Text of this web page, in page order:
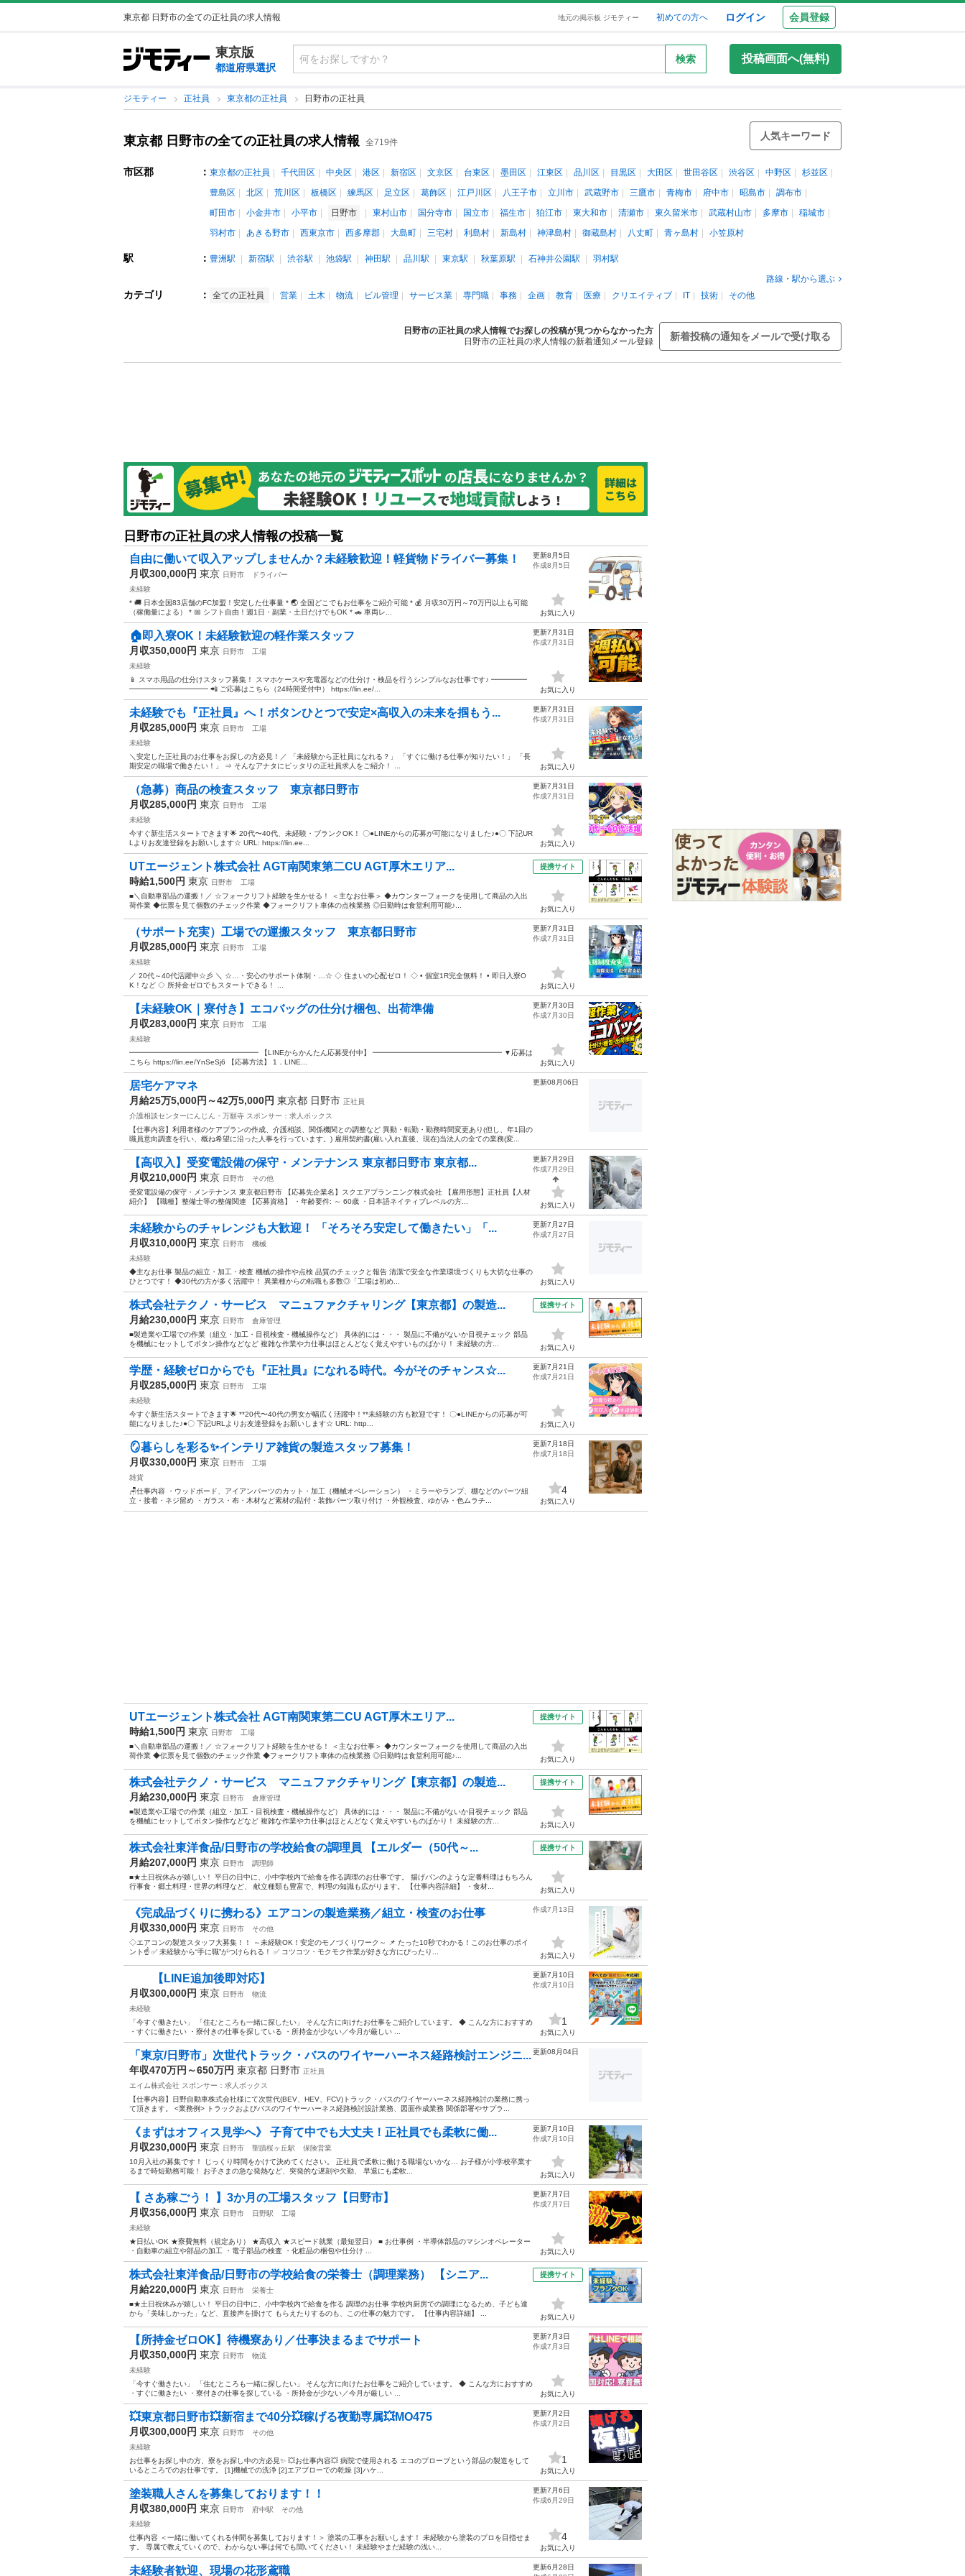
東京都 日野市の全ての正社員の求人情報 地元の掲示板 ジモティー 初めての方へ ログイン 会員登録
東京版
都道府県選択
検索 投稿画面へ(無料)
ジモティー 正社員 東京都の正社員 日野市の正社員
東京都 日野市の全ての正社員の求人情報 全719件
人気キーワード
市区郡 ： 東京都の正社員 千代田区 中央区 港区 新宿区 文京区 台東区 墨田区 江東区 品川区 目黒区 大田区 世田谷区 渋谷区 中野区
杉並区
豊島区
北区 荒川区 板橋区 練馬区 足立区 葛飾区 江戸川区 八王子市 立川市 武蔵野市 三鷹市 青梅市 府中市 昭島市
調布市
町田市
小金井市 小平市 日野市 東村山市 国分寺市 国立市 福生市 狛江市 東大和市 清瀬市 東久留米市 武蔵村山市 多摩市
稲城市
羽村市
あきる野市 西東京市 西多摩郡 大島町 三宅村 利島村 新島村 神津島村 御蔵島村 八丈町 青ヶ島村 小笠原村
駅 ： 豊洲駅 新宿駅 渋谷駅 池袋駅 神田駅 品川駅 東京駅 秋葉原駅 石神井公園駅
羽村駅
路線・駅から選ぶ
カテゴリ ： 全ての正社員 営業 土木 物流 ビル管理 サービス業 専門職 事務 企画 教育 医療 クリエイティブ IT 技術 その他
日野市の正社員の求人情報でお探しの投稿が見つからなかった方
日野市の正社員の求人情報の新着通知メール登録
新着投稿の通知をメールで受け取る
日野市の正社員の求人情報の投稿一覧
自由に働いて収入アップしませんか？未経験歓迎！軽貨物ドライバー募集！
月収300,000円 東京 日野市
ドライバー
未経験
* 🚚 日本全国83店舗のFC加盟！安定した仕事量 * 🌏 全国どこでもお仕事をご紹介可能 * 💰 月収30万円～70万円以上も可能
（稼働量による） * 📅 シフト自由！週1日・副業・土日だけでもOK * 🚗 車両レ...
更新8月5日
作成8月5日
お気に入り
🏠即入寮OK！未経験歓迎の軽作業スタッフ
月収350,000円 東京 日野市
工場
未経験
📱 スマホ用品の仕分けスタッフ募集！ スマホケースや充電器などの仕分け・検品を行うシンプルなお仕事です♪ ━━━━━
━━━━━━━━━━━ 📲 ご応募はこちら（24時間受付中） https://lin.ee/...
更新7月31日
作成7月31日
お気に入り
未経験でも『正社員』へ！ボタンひとつで安定×高収入の未来を掴もう...
月収285,000円 東京 日野市
工場
未経験
＼安定した正社員のお仕事をお探しの方必見！／ 「未経験から正社員になれる？」 「すぐに働ける仕事が知りたい！」 「長
期安定の職場で働きたい！」 ⇒ そんなアナタにピッタリの正社員求人をご紹介！ ...
更新7月31日
作成7月31日
お気に入り
（急募）商品の検査スタッフ 東京都日野市
月収285,000円 東京 日野市
工場
未経験
今すぐ新生活スタートできます🌟 20代〜40代、未経験・ブランクOK！ 〇●LINEからの応募が可能になりました♪●〇 下記UR
Lよりお友達登録をお願いします☆ URL: https://lin.ee...
更新7月31日
作成7月31日
お気に入り
UTエージェント株式会社 AGT南関東第二CU AGT厚木エリア...
時給1,500円 東京 日野市
工場
■＼自動車部品の運搬！／ ☆フォークリフト経験を生かせる！ ＜主なお仕事＞ ◆カウンターフォークを使用して商品の入出
荷作業 ◆伝票を見て個数のチェック作業 ◆フォークリフト車体の点検業務 ◎日勤時は食堂利用可能♪...
提携サイト
お気に入り
（サポート充実）工場での運搬スタッフ 東京都日野市
月収285,000円 東京 日野市
工場
未経験
／ 20代～40代活躍中☆彡 ＼ ☆…・安心のサポート体制・…☆ ◇ 住まいの心配ゼロ！ ◇ • 個室1R完全無料！ • 即日入寮O
K！など ◇ 所持金ゼロでもスタートできる！ ...
更新7月31日
作成7月31日
お気に入り
【未経験OK｜寮付き】エコバッグの仕分け梱包、出荷準備
月収283,000円 東京 日野市
工場
未経験
━━━━━━━━━━━━━━━━━━ 【LINEからかんたん応募受付中】 ━━━━━━━━━━━━━━━━━━ ▼応募は
こちら https://lin.ee/YnSeSj6 【応募方法】 1．LINE...
更新7月30日
作成7月30日
お気に入り
居宅ケアマネ
月給25万5,000円～42万5,000円 東京都 日野市 正社員
介護相談センターにんじん・万願寺 スポンサー：求人ボックス
【仕事内容】利用者様のケアプランの作成、介護相談、関係機関との調整など 異動・転勤・勤務時間変更あり(但し、年1回の
職員意向調査を行い、概ね希望に沿った人事を行っています。) 雇用契約書(雇い入れ直後、現在)当法人の全ての業務(変...
更新08月06日
【高収入】受変電設備の保守・メンテナンス 東京都日野市 東京都...
月収210,000円 東京 日野市
その他
受変電設備の保守・メンテナンス 東京都日野市 【応募先企業名】スクエアプランニング株式会社 【雇用形態】正社員【人材
紹介】 【職種】整備士等の整備関連 【応募資格】 ・年齢要件: ～ 60歳 ・日本語ネイティブレベルの方...
更新7月29日
作成7月29日
お気に入り
未経験からのチャレンジも大歓迎！ 「そろそろ安定して働きたい」「...
月収310,000円 東京 日野市
機械
未経験
◆主なお仕事 製品の組立・加工・検査 機械の操作や点検 品質のチェックと報告 清潔で安全な作業環境づくりも大切な仕事の
ひとつです！ ◆30代の方が多く活躍中！ 異業種からの転職も多数◎「工場は初め...
更新7月27日
作成7月27日
お気に入り
株式会社テクノ・サービス マニュファクチャリング【東京都】の製造...
月給230,000円 東京 日野市
倉庫管理
■製造業や工場での作業（組立・加工・目視検査・機械操作など） 具体的には・・・ 製品に不備がないか目視チェック 部品
を機械にセットしてボタン操作などなど 複雑な作業や力仕事はほとんどなく覚えやすいものばかり！ 未経験の方...
提携サイト
お気に入り
学歴・経験ゼロからでも『正社員』になれる時代。今がそのチャンス☆...
月収285,000円 東京 日野市
工場
未経験
今すぐ新生活スタートできます🌟 **20代〜40代の男女が幅広く活躍中！**未経験の方も歓迎です！ 〇●LINEからの応募が可
能になりました♪●〇 下記URLよりお友達登録をお願いします☆ URL: http...
更新7月21日
作成7月21日
お気に入り
🪞暮らしを彩る✨インテリア雑貨の製造スタッフ募集！
月収330,000円 東京 日野市
工場
雑貨
🪑仕事内容 ・ウッドボード、アイアンパーツのカット・加工（機械オペレーション） ・ミラーやランプ、棚などのパーツ組
立・接着・ネジ留め ・ガラス・布・木材など素材の貼付・装飾パーツ取り付け ・外観検査、ゆがみ・色ムラチ...
更新7月18日
作成7月18日
4
お気に入り
UTエージェント株式会社 AGT南関東第二CU AGT厚木エリア...
時給1,500円 東京 日野市
工場
■＼自動車部品の運搬！／ ☆フォークリフト経験を生かせる！ ＜主なお仕事＞ ◆カウンターフォークを使用して商品の入出
荷作業 ◆伝票を見て個数のチェック作業 ◆フォークリフト車体の点検業務 ◎日勤時は食堂利用可能♪...
提携サイト
お気に入り
株式会社テクノ・サービス マニュファクチャリング【東京都】の製造...
月給230,000円 東京 日野市
倉庫管理
■製造業や工場での作業（組立・加工・目視検査・機械操作など） 具体的には・・・ 製品に不備がないか目視チェック 部品
を機械にセットしてボタン操作などなど 複雑な作業や力仕事はほとんどなく覚えやすいものばかり！ 未経験の方...
提携サイト
お気に入り
株式会社東洋食品/日野市の学校給食の調理員 【エルダー（50代～...
月給207,000円 東京 日野市
調理師
■★土日祝休みが嬉しい！ 平日の日中に、小中学校内で給食を作る調理のお仕事です。 揚げパンのような定番料理はもちろん
行事食・郷土料理・世界の料理など、 献立種類も豊富で、料理の知識も広がります。 【仕事内容詳細】 ・食材...
提携サイト
お気に入り
《完成品づくりに携わる》エアコンの製造業務／組立・検査のお仕事
月収330,000円 東京 日野市
その他
◇エアコンの製造スタッフ大募集！！ ～未経験OK！安定のモノづくりワーク～ 📌 たった10秒でわかる！このお仕事のポイ
ント☝ ✅ 未経験から“手に職”がつけられる！ ✅ コツコツ・モクモク作業が好きな方にぴったり...
作成7月13日
お気に入り
【LINE追加後即対応】
月収300,000円 東京 日野市
物流
未経験
「今すぐ働きたい」 「住むところも一緒に探したい」 そんな方に向けたお仕事をご紹介しています。 ◆ こんな方におすすめ
・すぐに働きたい ・寮付きの仕事を探している ・所持金が少ない／今月が厳しい ...
更新7月10日
作成7月10日
1
お気に入り
「東京/日野市」次世代トラック・バスのワイヤーハーネス経路検討エンジニ...
年収470万円～650万円 東京都 日野市 正社員
エイム株式会社 スポンサー：求人ボックス
【仕事内容】日野自動車株式会社様にて次世代(BEV、HEV、FCV)トラック・バスのワイヤーハーネス経路検討の業務に携っ
て頂きます。 <業務例> トラックおよびバスのワイヤーハーネス経路検討設計業務、図面作成業務 関係部署やサプラ...
更新08月04日
《まずはオフィス見学へ》 子育て中でも大丈夫！正社員でも柔軟に働...
月収230,000円 東京 日野市 聖蹟桜ヶ丘駅
保険営業
10月入社の募集です！ じっくり時間をかけて決めてください。 正社員で柔軟に働ける職場ないかな… お子様が小学校卒業す
るまで時短勤務可能！ お子さまの急な発熱など、突発的な遅刻や欠勤、 早退にも柔軟...
更新7月10日
作成7月10日
お気に入り
【 さあ稼ごう！ 】3か月の工場スタッフ【日野市】
月収356,000円 東京 日野市 日野駅
工場
未経験
★日払いOK ★寮費無料（規定あり） ★高収入 ★スピード就業（最短翌日） ■ お仕事例 ・半導体部品のマシンオペレーター
・自動車の組立や部品の加工 ・電子部品の検査 ・化粧品の梱包や仕分け ...
更新7月7日
作成7月7日
お気に入り
株式会社東洋食品/日野市の学校給食の栄養士（調理業務） 【シニア...
月給220,000円 東京 日野市
栄養士
■★土日祝休みが嬉しい！ 平日の日中に、小中学校内で給食を作る 調理のお仕事 学校内厨房での調理になるため、子ども達
から「美味しかった」など、直接声を掛けて もらえたりするのも、この仕事の魅力です。 【仕事内容詳細】 ...
提携サイト
お気に入り
【所持金ゼロOK】待機寮あり／仕事決まるまでサポート
月収350,000円 東京 日野市
物流
未経験
「今すぐ働きたい」 「住むところも一緒に探したい」 そんな方に向けたお仕事をご紹介しています。 ◆ こんな方におすすめ
・すぐに働きたい ・寮付きの仕事を探している ・所持金が少ない／今月が厳しい ...
更新7月3日
作成7月3日
お気に入り
💥東京都日野市💥新宿まで40分💥稼げる夜勤専属💥MO475
月収300,000円 東京 日野市
その他
未経験
お仕事をお探し中の方、寮をお探し中の方必見✨ 💥お仕事内容💥 病院で使用される エコのプローブという部品の製造をして
いるところでのお仕事です。 [1]機械での洗浄 [2]エアブローでの乾燥 [3]ハケ...
更新7月2日
作成7月2日
1
お気に入り
塗装職人さんを募集しております！！
月収380,000円 東京 日野市 府中駅
その他
未経験
仕事内容 ＜一緒に働いてくれる仲間を募集しております！＞ 塗装の工事をお願いします！ 未経験から塗装のプロを目指せま
す。 専属で教えていくので、わからない事は何でも聞いてください！ 未経験やまだ経験の浅い...
更新7月6日
作成6月29日
4
お気に入り
未経験者歓迎、現場の花形鳶職
更新6月28日